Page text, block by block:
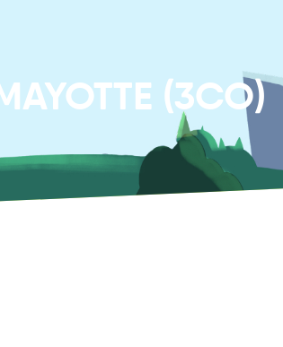
(3CO)